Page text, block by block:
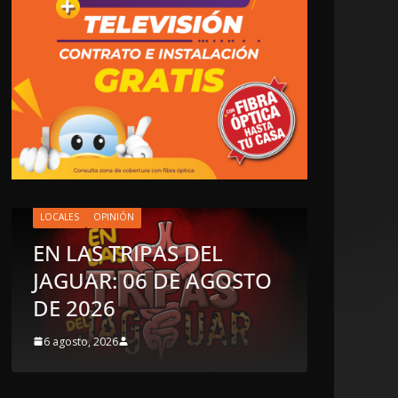
OPINIÓN
LUSTRO PERDIDO
5 agosto, 2026